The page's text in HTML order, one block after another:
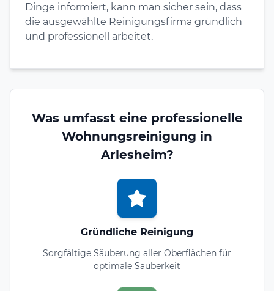
Dinge informiert, kann man sicher sein, dass
die ausgewählte Reinigungsfirma gründlich
und professionell arbeitet.
Was umfasst eine professionelle
Wohnungsreinigung in
Arlesheim?
Gründliche Reinigung
Sorgfältige Säuberung aller Oberflächen für
optimale Sauberkeit